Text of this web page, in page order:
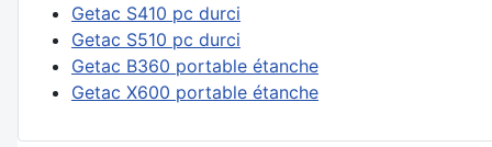
Getac S410 pc durci
Getac S510 pc durci
Getac B360 portable étanche
Getac X600 portable étanche